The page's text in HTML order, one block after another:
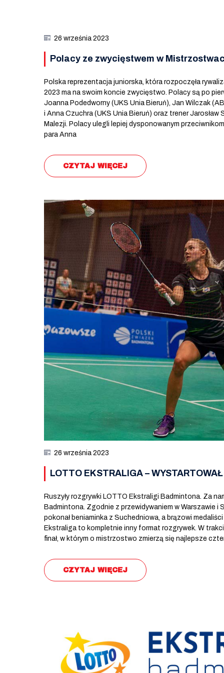
26 września 2023
Polacy ze zwycięstwem w
Polska reprezentacja juniorska, która rozpoczęła
2023 ma na swoim koncie zwycięstwo. Polacy są po
Joanna Podedworny (UKS Unia Bieruń), Jan Wilczak
i Anna Czuchra (UKS Unia Bieruń) oraz trener Jarosław
Malezji. Polacy ulegli lepiej dysponowanym
para Anna
CZYTAJ WIĘCEJ
26 września 2023
LOTTO EKSTRALIGA –
Ruszyły rozgrywki LOTTO Ekstraligi Badmintona. Za
Badmintona. Zgodnie z przewidywaniem w Warszawie i
pokonał beniaminka z Suchedniowa, a brązowi
Ekstraliga to kompletnie inny format rozgrywek. W
finał, w którym o mistrzostwo zmierzą się najlepsze
CZYTAJ WIĘCEJ